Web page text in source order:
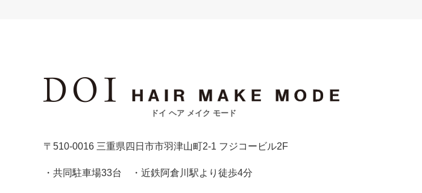
ドイ ヘア メイク モード
〒510-0016 三重県四日市市羽津山町2-1 フジコービル2F
・共同駐車場33台 ・近鉄阿倉川駅より徒歩4分